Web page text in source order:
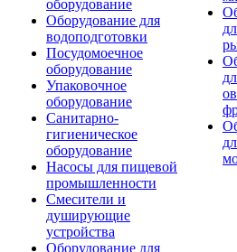
оборудование
Оборудование для
водоподготовки
Посудомоечное
оборудование
Упаковочное
оборудование
Санитарно-
гигиеническое
оборудование
Насосы для пищевой
промышленности
Смесители и
душирующие
устройства
Оборудование для